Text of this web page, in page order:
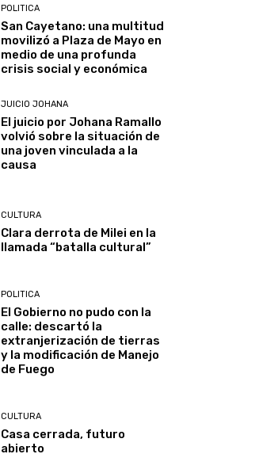
POLITICA
San Cayetano: una multitud
movilizó a Plaza de Mayo en
medio de una profunda
crisis social y económica
JUICIO JOHANA
El juicio por Johana Ramallo
volvió sobre la situación de
una joven vinculada a la
causa
CULTURA
Clara derrota de Milei en la
llamada “batalla cultural”
POLITICA
El Gobierno no pudo con la
calle: descartó la
extranjerización de tierras
y la modificación de Manejo
de Fuego
CULTURA
Casa cerrada, futuro
abierto